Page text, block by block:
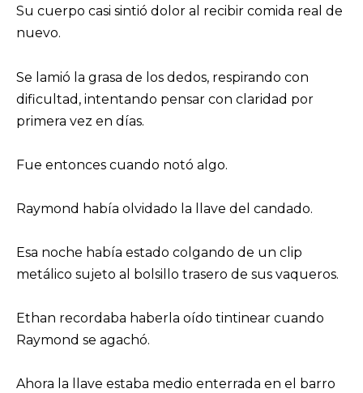
Su cuerpo casi sintió dolor al recibir comida real de
nuevo.
Se lamió la grasa de los dedos, respirando con
dificultad, intentando pensar con claridad por
primera vez en días.
Fue entonces cuando notó algo.
Raymond había olvidado la llave del candado.
Esa noche había estado colgando de un clip
metálico sujeto al bolsillo trasero de sus vaqueros.
Ethan recordaba haberla oído tintinear cuando
Raymond se agachó.
Ahora la llave estaba medio enterrada en el barro